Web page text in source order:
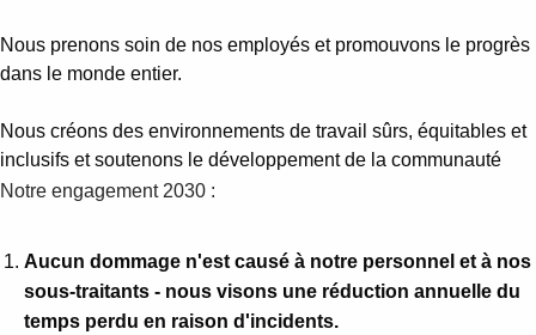
Nous prenons soin de nos employés et promouvons le progrès
dans le monde entier.
Nous créons des environnements de travail sûrs, équitables et
inclusifs et soutenons le développement de la communauté
Notre engagement 2030 :
Aucun dommage n'est causé à notre personnel et à nos
sous-traitants - nous visons une réduction annuelle du
temps perdu en raison d'incidents.